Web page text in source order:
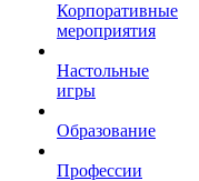
Корпоративные
мероприятия
Настольные
игры
Образование
Профессии